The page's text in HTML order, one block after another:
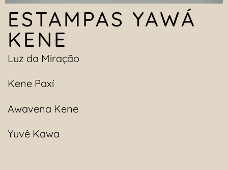
ESTAMPAS YAWÁ
KENE
Luz da Miração
Kene Paxí
Awavena Kene
Yuvê Kawa